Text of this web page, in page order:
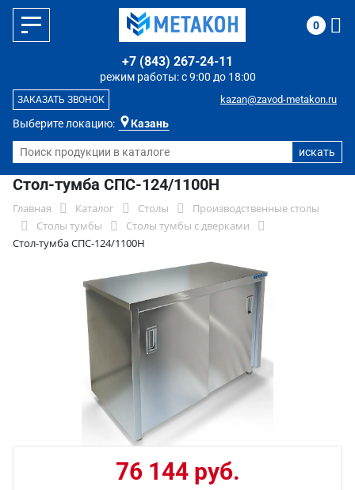
Выберите локацию: Казань
режим работы: с 9:00 до 18:00
+7 (843) 267-24-11
kazan@zavod-metakon.ru
ЗАКАЗАТЬ ЗВОНОК
0
Стол-тумба СПС-124/1100Н
Главная Каталог Столы
Производственные столы
Столы тумбы
Столы тумбы с дверками
Стол-тумба СПС-124/1100Н
76 144 руб.